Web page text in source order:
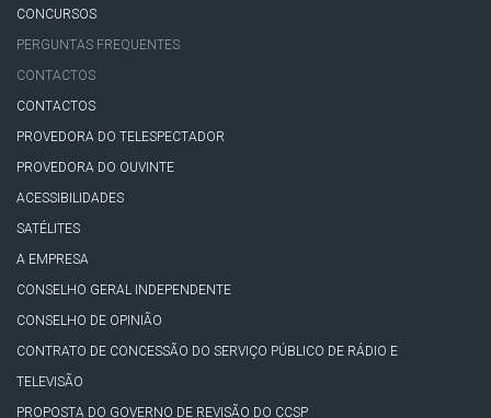
CONCURSOS
PERGUNTAS FREQUENTES
CONTACTOS
CONTACTOS
PROVEDORA DO TELESPECTADOR
PROVEDORA DO OUVINTE
ACESSIBILIDADES
SATÉLITES
A EMPRESA
CONSELHO GERAL INDEPENDENTE
CONSELHO DE OPINIÃO
CONTRATO DE CONCESSÃO DO SERVIÇO PÚBLICO DE RÁDIO E
TELEVISÃO
PROPOSTA DO GOVERNO DE REVISÃO DO CCSP